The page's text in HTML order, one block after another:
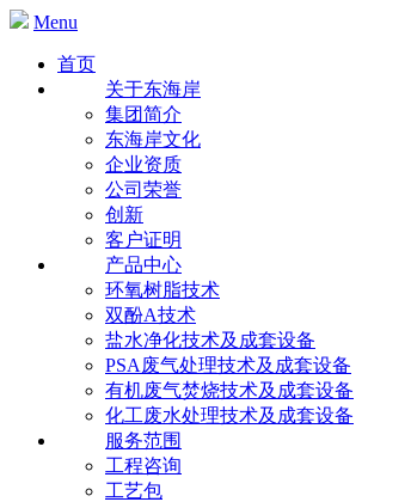
Menu
首页
关于东海岸
集团简介
东海岸文化
企业资质
公司荣誉
创新
客户证明
产品中心
环氧树脂技术
双酚A技术
盐水净化技术及成套设备
PSA废气处理技术及成套设备
有机废气焚烧技术及成套设备
化工废水处理技术及成套设备
服务范围
工程咨询
工艺包